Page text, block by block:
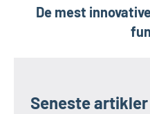
De mest
Seneste artikler